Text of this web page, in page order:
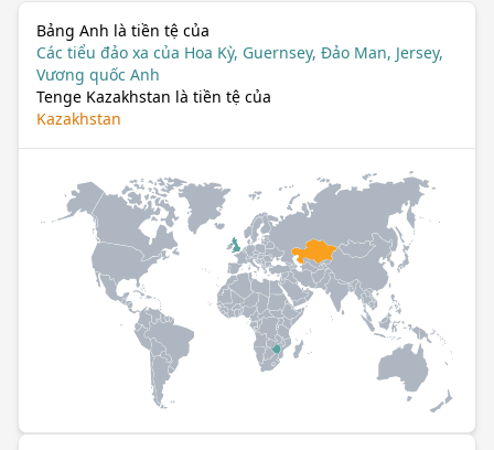
Bảng Anh là tiền tệ của
Các tiểu đảo xa của Hoa Kỳ, Guernsey, Đảo Man, Jersey,
Vương quốc Anh
Tenge Kazakhstan là tiền tệ của
Kazakhstan